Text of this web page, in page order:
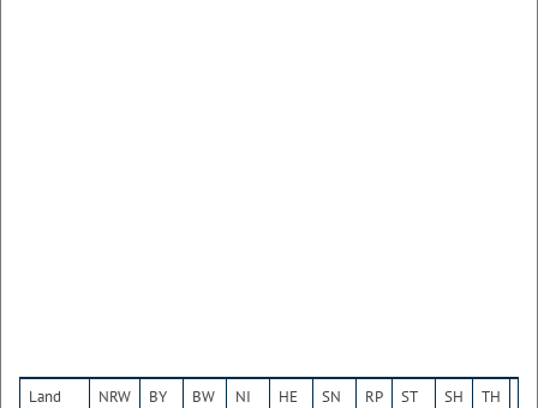
Land NRW BY BW NI HE SN RP ST SH TH